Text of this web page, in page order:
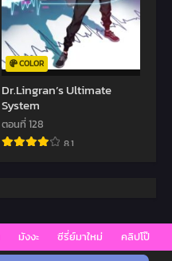
COLOR
Dr.Lingran’s Ultimate
System
ตอนที่ 128
8.1
มังงะ ซีรี่ย์มาใหม่ คลิปโป๊